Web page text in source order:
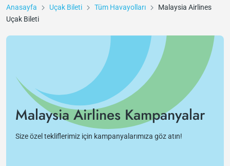
Anasayfa Uçak Bileti Tüm Havayolları
Malaysia Airlines
Uçak Bileti
Malaysia Airlines Kampanyalar
Size özel tekliflerimiz için kampanyalarımıza göz atın!